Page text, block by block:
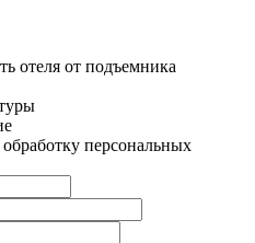
отеля от подъемника
персональных